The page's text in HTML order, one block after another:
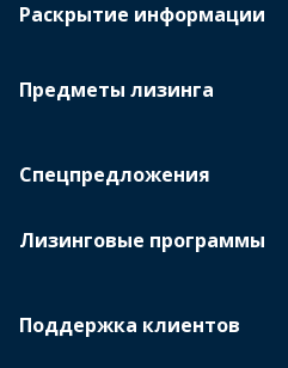
Предметы лизинга
Спецпредложения
Лизинговые программы
Поддержка клиентов
Раскрытие информации